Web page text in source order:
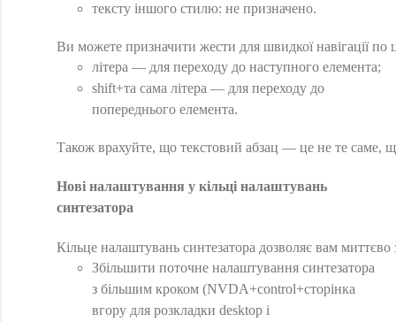
тексту іншого стилю: не призначено.
Ви можете призначити жести для швидкої навігації
літера — для переходу до наступного елемента;
shift+та сама літера — для переходу до
попереднього елемента.
Також врахуйте, що текстовий абзац — це не те саме,
Нові налаштування у кільці налаштувань
синтезатора
Кільце налаштувань синтезатора дозволяє вам
Збільшити поточне налаштування синтезатора
з більшим кроком (NVDA+control+сторінка
вгору для розкладки desktop і